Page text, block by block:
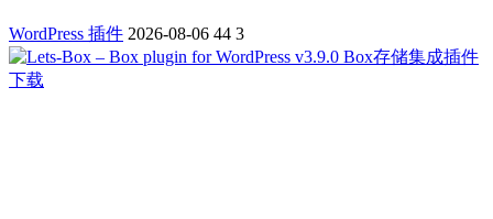
WordPress 插件 2026-08-06 44 3